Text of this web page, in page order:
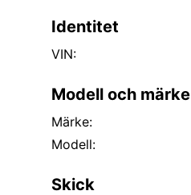
Identitet
VIN:
Modell och märke
Märke:
Modell:
Skick